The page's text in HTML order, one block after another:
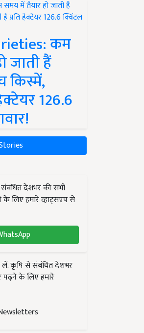
कम
जाती हैं
किस्में,
126.6
देशभर की सभी
लिए हमारे व्हाट्सएप से
लें. कृषि से संबंधित देशभर
के लिए हमारे